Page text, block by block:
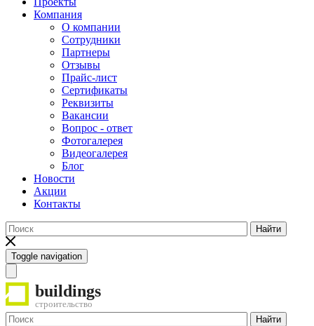
Компания
О компании
Сотрудники
Партнеры
Отзывы
Прайс-лист
Сертификаты
Реквизиты
Вакансии
Вопрос - ответ
Фотогалерея
Видеогалерея
Блог
Новости
Акции
Контакты
Найти
Toggle navigation
buildings
строительство
Найти